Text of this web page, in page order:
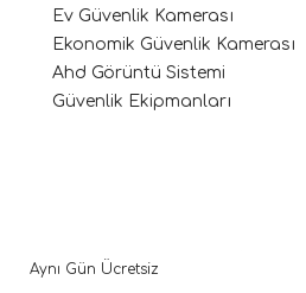
Ev Güvenlik Kamerası
Ekonomik Güvenlik Kamerası
Ahd Görüntü Sistemi
Güvenlik Ekipmanları
Aynı Gün Ücretsiz